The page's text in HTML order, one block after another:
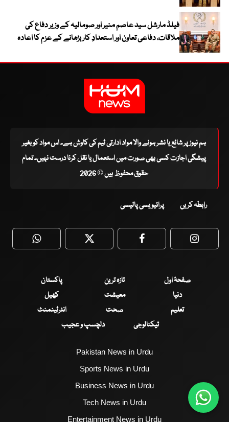
فیلڈ مارشل سید عاصم منیر اور صومالیہ کے وزیر دفاع کی
ملاقات، دفاعی تعاون اور استعدادِ کار بڑھانے کے عزم کا اعادہ
ہم نیوز پر شائع یا نشر ہونے والا مواد ادارتی ٹیم کی کاوش ہے۔ اس مواد کو بغیر
پیشگی اجازت کسی بھی صورت میں استعمال یا نقل کرنا درست نہیں۔ تمام
حقوق محفوظ ہیں © 2026
رابطہ کریں پرائیویسی پالیسی
WhatsApp Twitter Facebook
صفحۂ اول تازہ ترین
پاکستان
دنیا
معیشت
کھیل
تعلیم
صحت
انٹرٹینمنٹ
ٹیکنالوجی
دلچسپ و عجیب
Pakistan News in Urdu
Sports News in Urdu
Business News in Urdu
Tech News in Urdu
Entertainment News in Urdu